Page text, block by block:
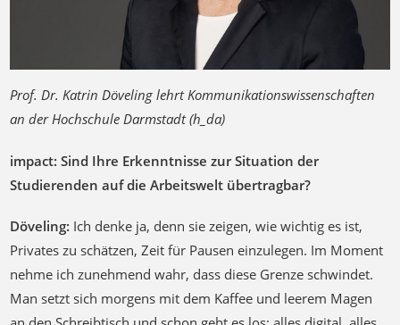
Prof. Dr. Katrin Döveling lehrt Kommunikationswissenschaften
an der Hochschule Darmstadt (h_da)
impact: Sind Ihre Erkenntnisse zur Situation der
Studierenden auf die Arbeitswelt übertragbar?
Döveling: Ich denke ja, denn sie zeigen, wie wichtig es ist,
Privates zu schätzen, Zeit für Pausen einzulegen. Im Moment
nehme ich zunehmend wahr, dass diese Grenze schwindet.
Man setzt sich morgens mit dem Kaffee und leerem Magen